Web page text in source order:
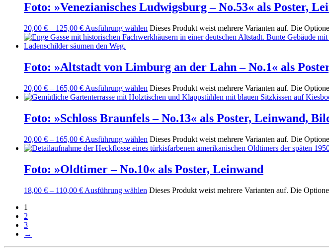
Foto: »Venezianisches Ludwigsburg – No.53« als Poster,
20,00 € – 125,00 € Ausführung wählen Dieses Produkt weist mehrere Varianten auf. Die
Foto: »Altstadt von Limburg an der Lahn – No.1« als
20,00 € – 165,00 € Ausführung wählen Dieses Produkt weist mehrere Varianten auf. Die
Foto: »Schloss Braunfels – No.13« als Poster, Leinwand,
20,00 € – 165,00 € Ausführung wählen Dieses Produkt weist mehrere Varianten auf. Die
Foto: »Oldtimer – No.10« als Poster, Leinwand
18,00 € – 110,00 € Ausführung wählen Dieses Produkt weist mehrere Varianten auf. Die
1
2
3
→